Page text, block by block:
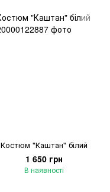
Костюм "Каштан" білий
1 650 грн
В наявності